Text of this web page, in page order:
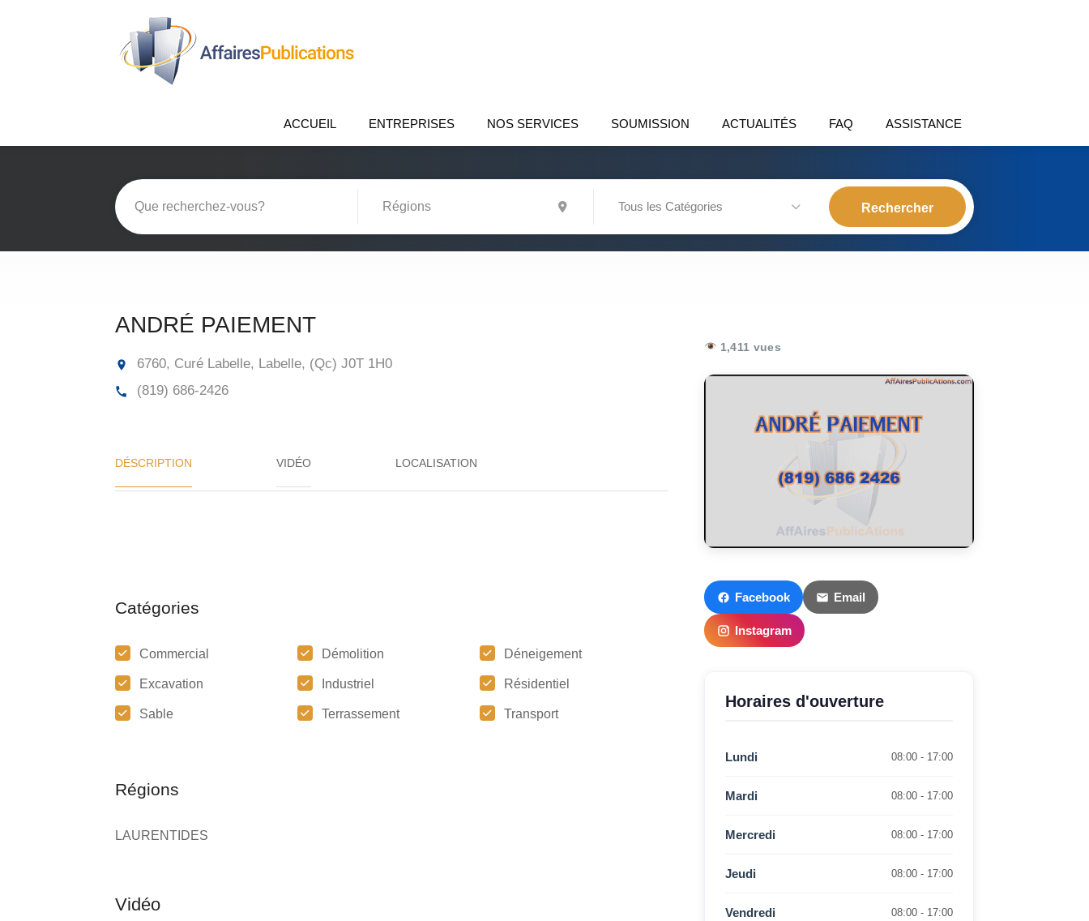
ACCUEIL ENTREPRISES NOS SERVICES SOUMISSION ACTUALITÉS FAQ ASSISTANCE
Tous les Catégories
ANDRÉ PAIEMENT
6760, Curé Labelle, Labelle, (Qc) J0T 1H0
(819) 686-2426
DÉSCRIPTION VIDÉO
Catégories
Commercial Démolition Déneigement
Excavation Industriel Résidentiel
Sable Terrassement Transport
Régions
LAURENTIDES
1,411 vues
Facebook Email
Instagram
Horaires d'ouverture
Lundi 08:00 - 17:00
Mardi 08:00 - 17:00
Mercredi 08:00 - 17:00
Jeudi 08:00 - 17:00
Vendredi 08:00 - 17:00